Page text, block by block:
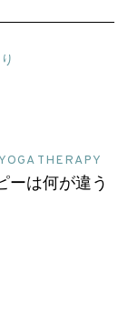
THERAPY
ーは何が違う